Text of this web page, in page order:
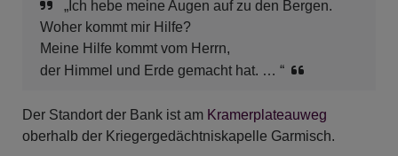
„Ich hebe meine Augen auf zu den Bergen.
Woher kommt mir Hilfe?
Meine Hilfe kommt vom Herrn,
der Himmel und Erde gemacht hat. … “
Der Standort der Bank ist am Kramerplateauweg
oberhalb der Kriegergedächtniskapelle Garmisch.